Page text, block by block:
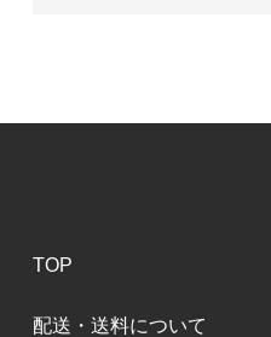
TOP
配送・送料について